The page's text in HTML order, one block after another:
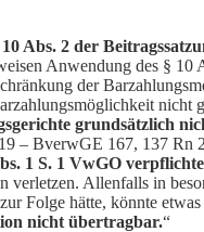
Abs. 2 der
Anwendung des § 10
der
nicht
grundsätzlich
– BverwGE 167, 137 Rn
1 S. 1 VwGO
verletzen. Allenfalls in
Folge hätte, könnte etwas
nicht übertragbar.“